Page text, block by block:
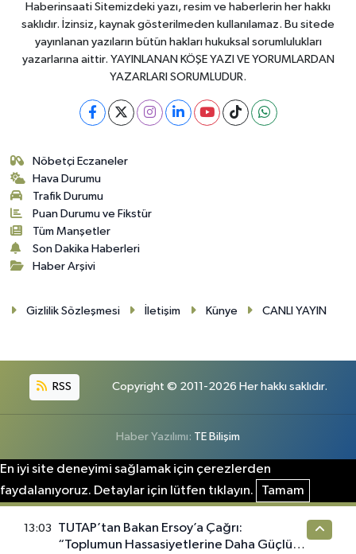
Haberinsaati Sitemizdeki yazı, resim ve haberlerin her hakkı
saklıdır. İzinsiz, kaynak gösterilmeden kullanılamaz. Bu sitede
yayınlanan yazıların bütün hakları hukuksal sorumlulukları
yazarlarına aittir. YAYINLANAN KÖŞE YAZI VE YORUMLARDAN
YAZARLARI SORUMLUDUR.
Nöbetçi Eczaneler
Hava Durumu
Trafik Durumu
Puan Durumu ve Fikstür
Tüm Manşetler
Son Dakika Haberleri
Haber Arşivi
Gizlilik Sözleşmesi İletişim Künye CANLI YAYIN
RSS Copyright © 2011-2026 Her hakkı saklıdır.
Haber Yazılımı: TE Bilişim
En iyi site deneyimi sağlamak için çerezlerden
faydalanıyoruz. Detaylar için lütfen tıklayın.
Tamam
13:03
TUTAP’tan Bakan Ersoy’a Çağrı:
“Toplumun Hassasiyetlerine Daha Güçlü